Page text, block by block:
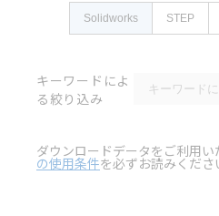
Solidworks STEP
キーワードによ
る絞り込み
ダウンロードデータをご利用い
の使用条件を必ずお読みくださ